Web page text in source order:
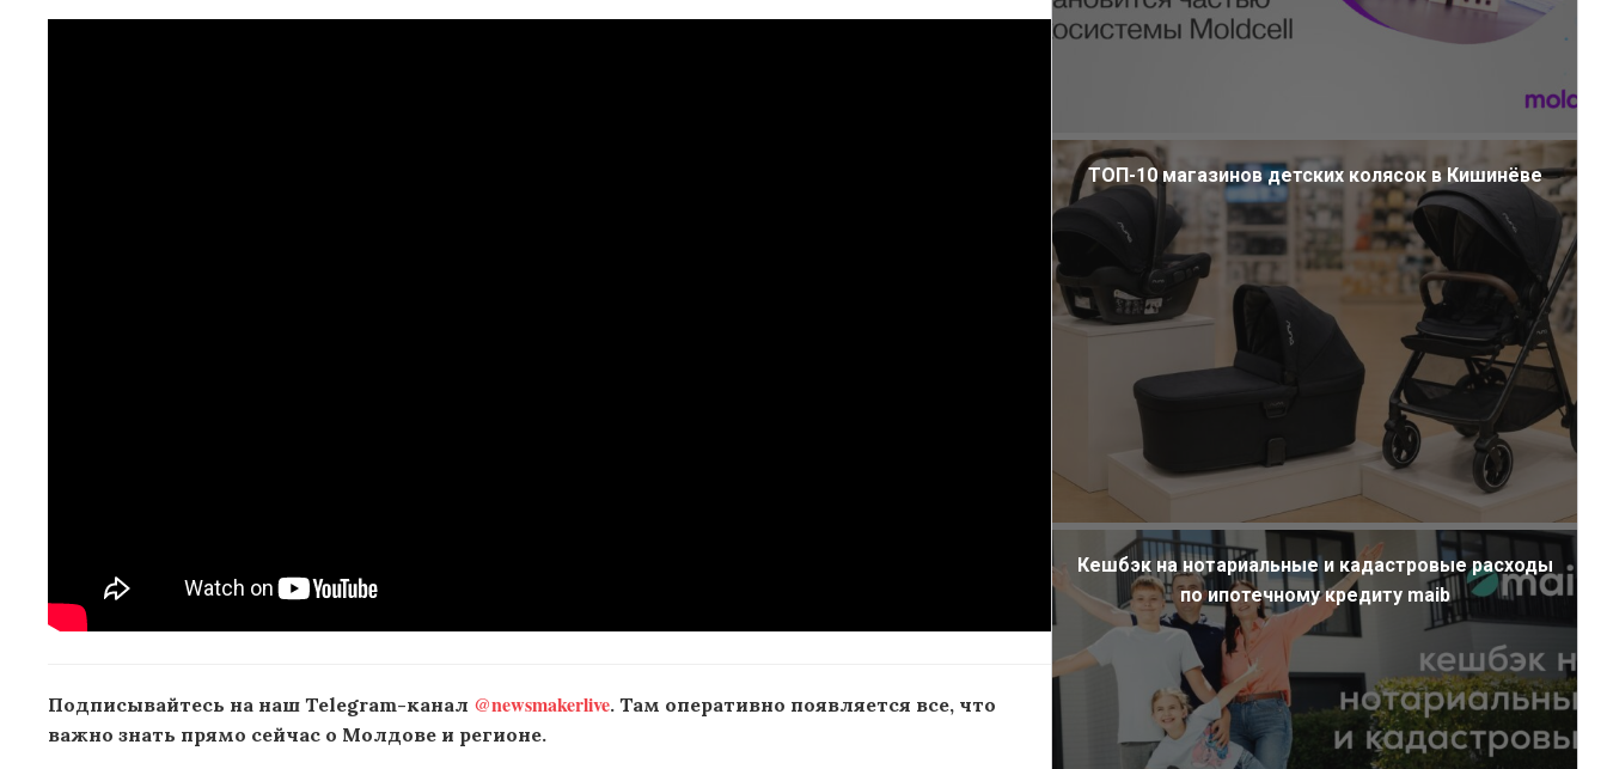
Подписывайтесь на наш Telegram-канал @newsmakerlive. Там оперативно появляется все, что
важно знать прямо сейчас о Молдове и регионе.
ТОП-10 магазинов детских колясок в Кишинёве
Кешбэк на нотариальные и кадастровые расходы
по ипотечному кредиту maib